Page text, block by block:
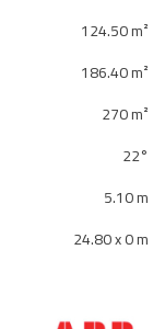
124.50 m²
186.40 m²
270 m²
22°
5.10 m
24.80 x 0 m